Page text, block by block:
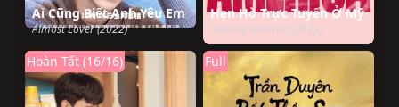
Ai Cũng Biết Anh Yêu Em
Almost Lover (2022)
Hẹn Hò Trực Tuyến Ở Mỹ
Swiping America (2023)
Hoàn Tất (16/16) Full